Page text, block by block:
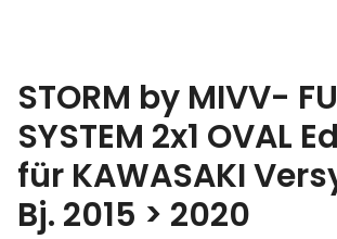
STORM by MIVV-
SYSTEM 2x1 OVAL
für KAWASAKI
Bj. 2015 > 2020